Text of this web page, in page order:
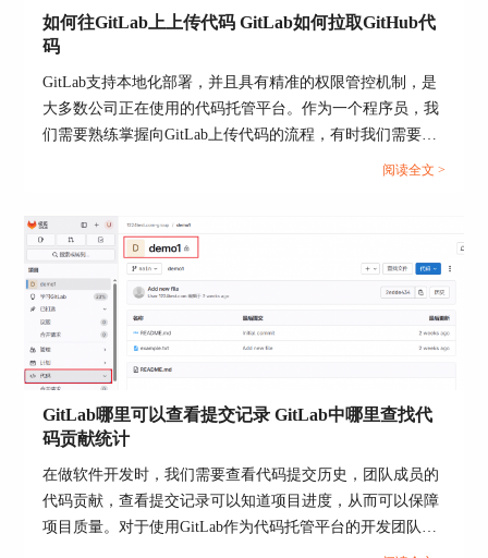
除了追踪代码修改，查看文件变更历史也是日常开
发中常用的功能，毕竟代码总是不断变化的。
1、直接在GitLab网页查看文件历史
GitLab自带文件历史查看功能，操作也很简单：
操作步骤：
进入项目主页，点击【Repository】→【Files】。
找到需要查看的文件，点击右侧的【History】按
钮。
页面上会显示该文件的所有修改记录，包括提交
人、时间和备注信息。
如何往GitLab上上传代码 GitLab如何拉取GitHub代
码
GitLab支持本地化部署，并且具有精准的权限管控机制，是
大多数公司正在使用的代码托管平台。作为一个程序员，我
们需要熟练掌握向GitLab上传代码的流程，有时我们需要同
步别的代码托管平台的代码，例如GitHub。本文将为大家介
阅读全文 >
GitLab哪里可以查看提交记录 GitLab中哪里查找代
码贡献统计
在做软件开发时，我们需要查看代码提交历史，团队成员的
代码贡献，查看提交记录可以知道项目进度，从而可以保障
项目质量。对于使用GitLab作为代码托管平台的开发团队来
说，我们需要掌握查看提交记录方法，以及查看代码贡献统